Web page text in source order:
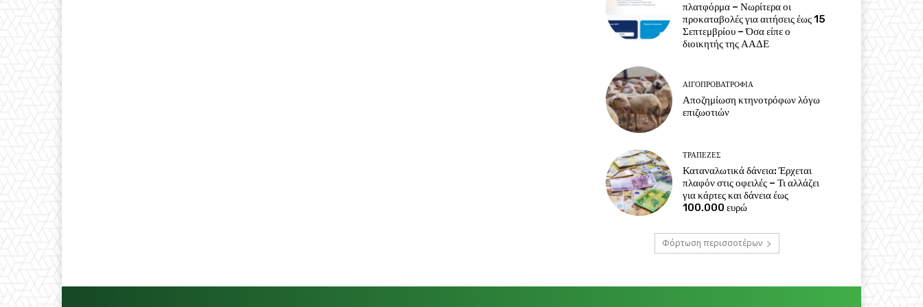
πλατφόρμα – Νωρίτερα οι
προκαταβολές για αιτήσεις έως 15
Σεπτεμβρίου – Όσα είπε ο
διοικητής της ΑΑΔΕ
ΑΙΓΟΠΡΟΒΑΤΡΟΦΊΑ
Αποζημίωση κτηνοτρόφων λόγω
επιζωοτιών
ΤΡΆΠΕΖΕΣ
Καταναλωτικά δάνεια: Έρχεται
πλαφόν στις οφειλές – Τι αλλάζει
για κάρτες και δάνεια έως
100.000 ευρώ
Φόρτωση περισσοτέρων